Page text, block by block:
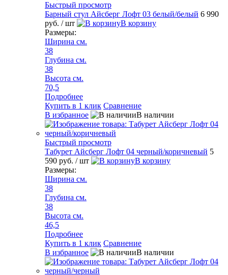
Быстрый просмотр
Барный стул Айсберг Лофт 03 белый/белый 6 990
руб. / шт
В корзину
Размеры:
Ширина см.
38
Глубина см.
38
Высота см.
70,5
Подробнее
Купить в 1 клик Сравнение
В избранное
В наличии
Быстрый просмотр
Табурет Айсберг Лофт 04 черный/коричневый 5
590 руб. / шт
В корзину
Размеры:
Ширина см.
38
Глубина см.
38
Высота см.
46,5
Подробнее
Купить в 1 клик Сравнение
В избранное
В наличии